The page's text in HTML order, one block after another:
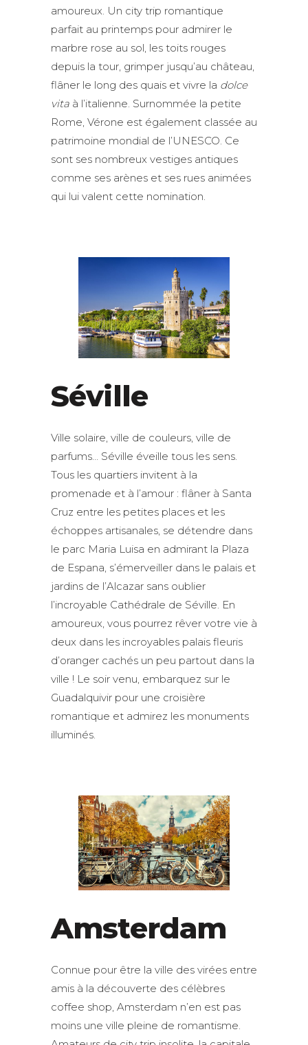
amoureux. Un city trip romantique
parfait au printemps pour admirer le
marbre rose au sol, les toits rouges
depuis la tour, grimper jusqu’au château,
flâner le long des quais et vivre la dolce
vita à l’italienne. Surnommée la petite
Rome, Vérone est également classée au
patrimoine mondial de l’UNESCO. Ce
sont ses nombreux vestiges antiques
comme ses arènes et ses rues animées
qui lui valent cette nomination.
Séville
Ville solaire, ville de couleurs, ville de
parfums… Séville éveille tous les sens.
Tous les quartiers invitent à la
promenade et à l’amour : flâner à Santa
Cruz entre les petites places et les
échoppes artisanales, se détendre dans
le parc Maria Luisa en admirant la Plaza
de Espana, s’émerveiller dans le palais et
jardins de l’Alcazar sans oublier
l’incroyable Cathédrale de Séville. En
amoureux, vous pourrez rêver votre vie à
deux dans les incroyables palais fleuris
d’oranger cachés un peu partout dans la
ville ! Le soir venu, embarquez sur le
Guadalquivir pour une croisière
romantique et admirez les monuments
illuminés.
Amsterdam
Connue pour être la ville des virées entre
amis à la découverte des célèbres
coffee shop, Amsterdam n’en est pas
moins une ville pleine de romantisme.